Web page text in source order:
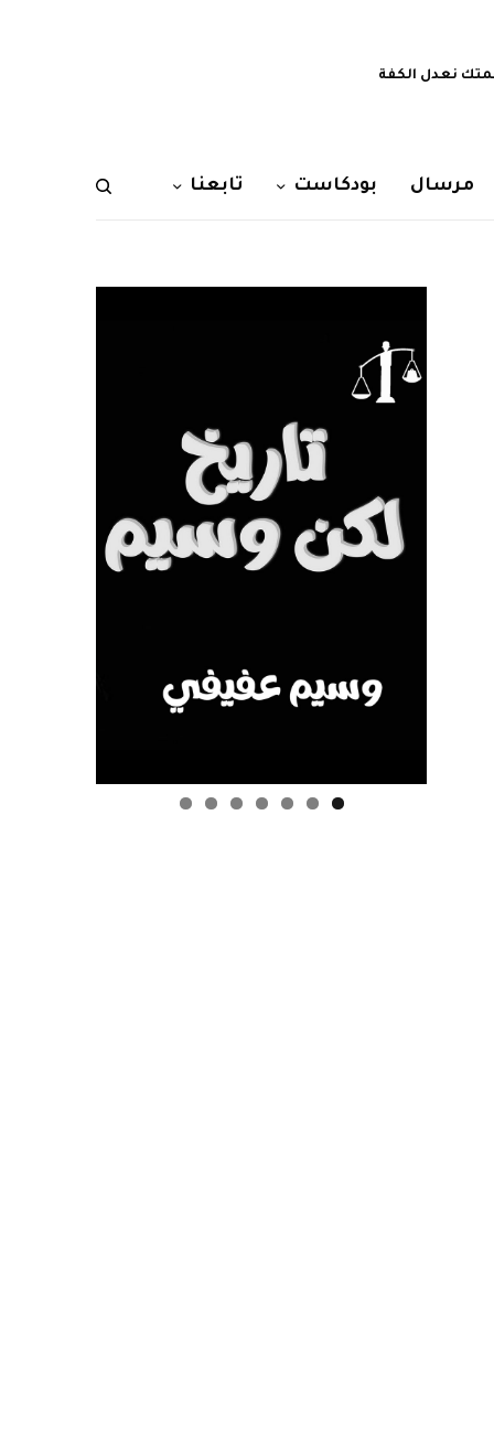
نعدل الكفة
مرسال بودكاست تابعنا